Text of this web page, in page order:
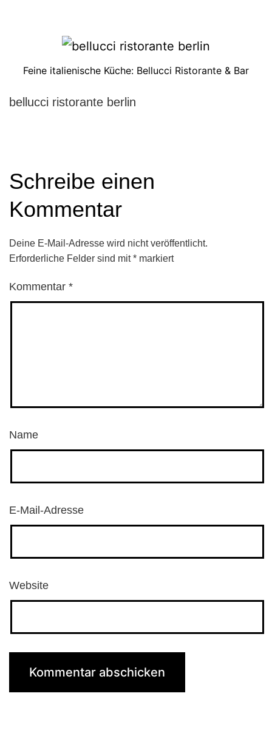
Feine italienische Küche: Bellucci Ristorante & Bar
bellucci ristorante berlin
Schreibe einen
Kommentar
Deine E-Mail-Adresse wird nicht veröffentlicht.
Erforderliche Felder sind mit* markiert
Kommentar *
Name
E-Mail-Adresse
Website